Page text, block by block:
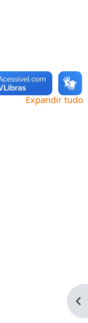
Expandir tudo